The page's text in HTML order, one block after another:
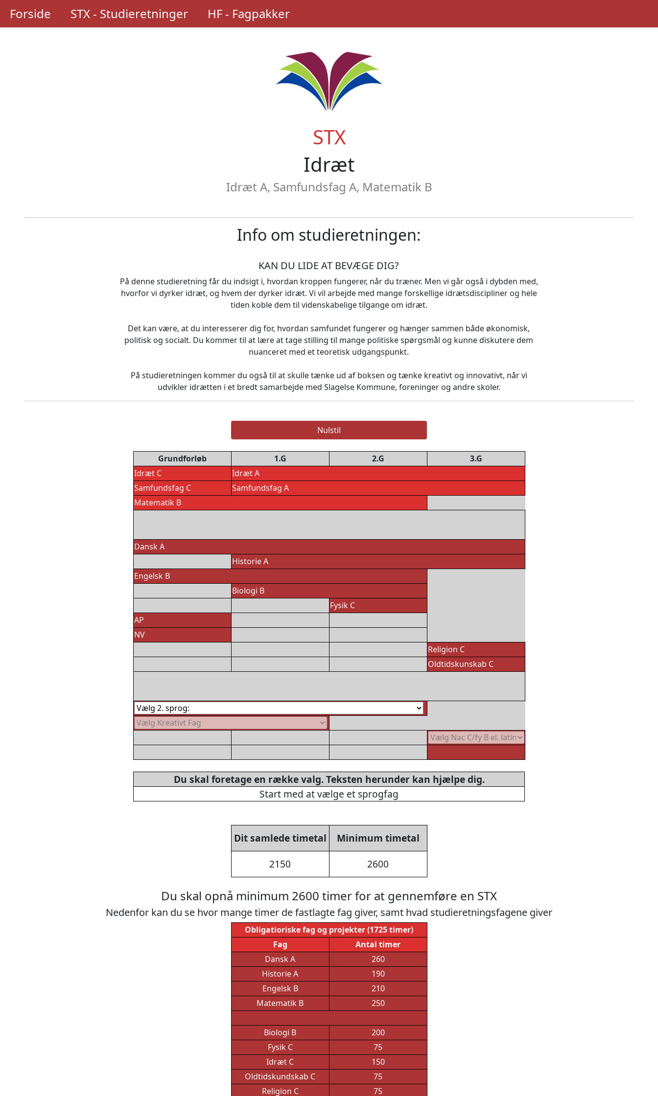
Forside STX - Studieretninger HF - Fagpakker
STX
Idræt
Idræt A, Samfundsfag A, Matematik B
Info om studieretningen:
KAN DU LIDE AT BEVÆGE DIG?
På denne studieretning får du indsigt i, hvordan kroppen fungerer, når du træner. Men vi går også i dybden med,
hvorfor vi dyrker idræt, og hvem der dyrker idræt. Vi vil arbejde med mange forskellige idrætsdiscipliner og hele
tiden koble dem til videnskabelige tilgange om idræt.
Det kan være, at du interesserer dig for, hvordan samfundet fungerer og hænger sammen både økonomisk,
politisk og socialt. Du kommer til at lære at tage stilling til mange politiske spørgsmål og kunne diskutere dem
nuanceret med et teoretisk udgangspunkt.
På studieretningen kommer du også til at skulle tænke ud af boksen og tænke kreativt og innovativt, når vi
udvikler idrætten i et bredt samarbejde med Slagelse Kommune, foreninger og andre skoler.
Nulstil
Grundforløb 1.G 2.G
3.G
Idræt C
Idræt A
Samfundsfag C
Samfundsfag A
Matematik B
Dansk A
Historie A
Engelsk B
Biologi B
Fysik C
AP
NV
Religion C
Oldtidskunskab C
Du skal foretage en række valg. Teksten herunder kan hjælpe dig.
Start med at vælge et sprogfag
Dit samlede timetal
Minimum timetal
2150
2600
Du skal opnå minimum 2600 timer for at gennemføre en STX
Nedenfor kan du se hvor mange timer de fastlagte fag giver, samt hvad studieretningsfagene giver
Obligatioriske fag og projekter (1725 timer)
Fag
Antal timer
Dansk A
260
Historie A
190
Engelsk B
210
Matematik B
250
Biologi B
200
Fysik C
75
Idræt C
150
Oldtidskundskab C
75
Religion C
75